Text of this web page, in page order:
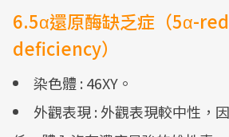
6.5α還原酶缺乏症（5α-
deficiency）
染色體 : 46XY。
外觀表現 : 外觀表現較中性，